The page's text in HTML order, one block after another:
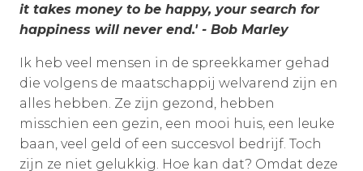
it takes money to be happy, your search for
happiness will never end.' - Bob Marley
Ik heb veel mensen in de spreekkamer gehad
die volgens de maatschappij welvarend zijn en
alles hebben. Ze zijn gezond, hebben
misschien een gezin, een mooi huis, een leuke
baan, veel geld of een succesvol bedrijf. Toch
zijn ze niet gelukkig. Hoe kan dat? Omdat deze